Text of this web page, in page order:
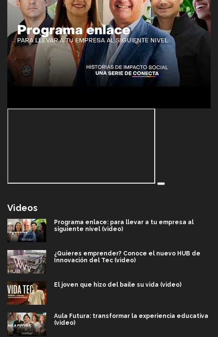
Videos
Programa enlace: para llevar a tu empresa al
siguiente nivel (video)
¿Quieres emprender? Conoce el nuevo HUB de
Innovación del Tec (video)
El joven que hizo del baile su vida (video)
Aula Futura: transformar la experiencia educativa
(video)